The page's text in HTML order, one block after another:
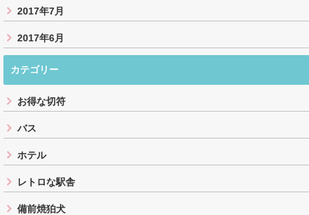
2017年7月
2017年6月
カテゴリー
お得な切符
バス
ホテル
レトロな駅舎
備前焼狛犬